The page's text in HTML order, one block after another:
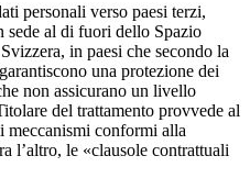
personali verso paesi terzi,
sede al di fuori dello Spazio
in paesi che secondo la
una protezione dei
non assicurano un livello
del trattamento provvede al
meccanismi conformi alla
l’altro, le «clausole contrattuali